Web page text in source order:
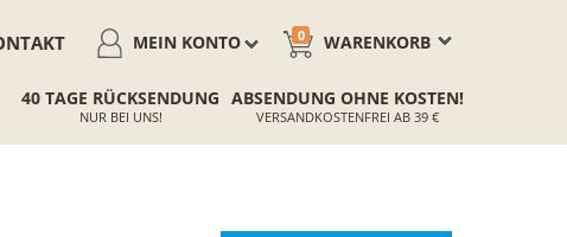
WARENKORB
0
MEIN KONTO
40 TAGE RÜCKSENDUNG
NUR BEI UNS!
ABSENDUNG OHNE KOSTEN!
VERSANDKOSTENFREI AB 39 €